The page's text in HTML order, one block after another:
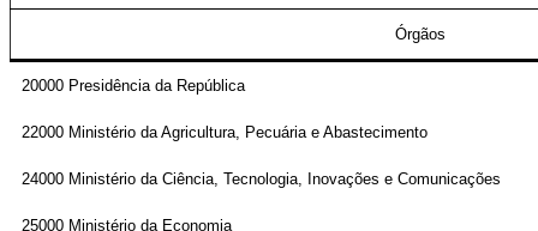
Órgãos
20000 Presidência da República
22000 Ministério da Agricultura, Pecuária e Abastecimento
24000 Ministério da Ciência, Tecnologia, Inovações e Comunicações
25000 Ministério da Economia